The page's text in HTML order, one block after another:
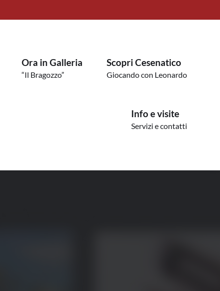
Ora in Galleria
“Il Bragozzo”
Scopri Cesenatico
Giocando con Leonardo
Info e visite
Servizi e contatti